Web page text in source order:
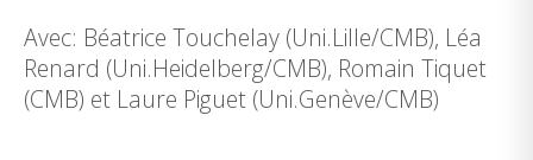
Avec: Béatrice Touchelay (Uni.Lille/CMB), Léa
Renard (Uni.Heidelberg/CMB), Romain Tiquet
(CMB) et Laure Piguet (Uni.Genève/CMB)